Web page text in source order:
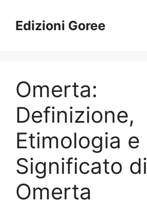
contenuto
Edizioni Goree
Omerta:
Definizione,
Etimologia e
Significato di
Omerta